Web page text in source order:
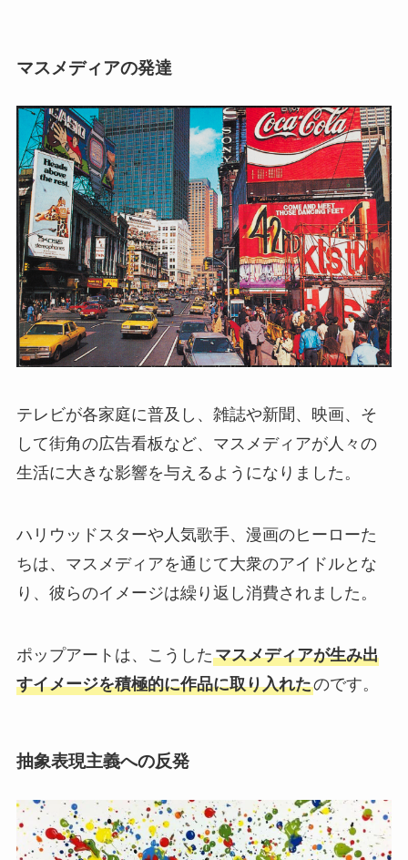
マスメディアの発達
テレビが各家庭に普及し、雑誌や新聞、映画、そ
して街角の広告看板など、マスメディアが人々の
生活に大きな影響を与えるようになりました。
ハリウッドスターや人気歌手、漫画のヒーローた
ちは、マスメディアを通じて大衆のアイドルとな
り、彼らのイメージは繰り返し消費されました。
ポップアートは、こうしたマスメディアが生み出
すイメージを積極的に作品に取り入れたのです。
抽象表現主義への反発